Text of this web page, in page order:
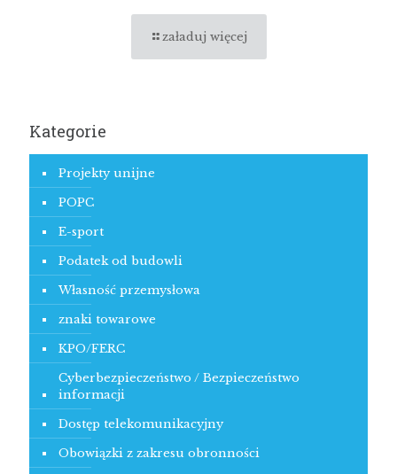
załaduj więcej
Kategorie
Projekty unijne
POPC
E-sport
Podatek od budowli
Własność przemysłowa
znaki towarowe
KPO/FERC
Cyberbezpieczeństwo / Bezpieczeństwo
informacji
Dostęp telekomunikacyjny
Obowiązki z zakresu obronności